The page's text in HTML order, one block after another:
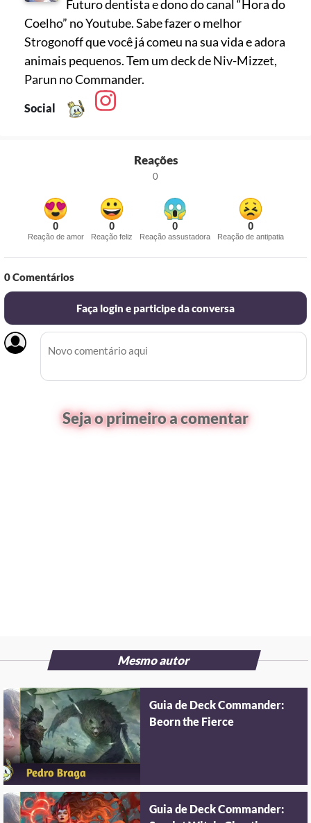
Futuro dentista e dono do canal “Hora do
Coelho” no Youtube. Sabe fazer o melhor
Strogonoff que você já comeu na sua vida e adora
animais pequenos. Tem um deck de Niv-Mizzet,
Parun no Commander.
Social
Reações
0
0
Reação de amor
0
Reação feliz
0
Reação assustadora
0
Reação de antipatia
0Comentários
Faça login e participe da conversa
Seja o primeiro a comentar
Mesmo autor
Guia de Deck Commander:
Beorn the Fierce
Guia de Deck Commander: